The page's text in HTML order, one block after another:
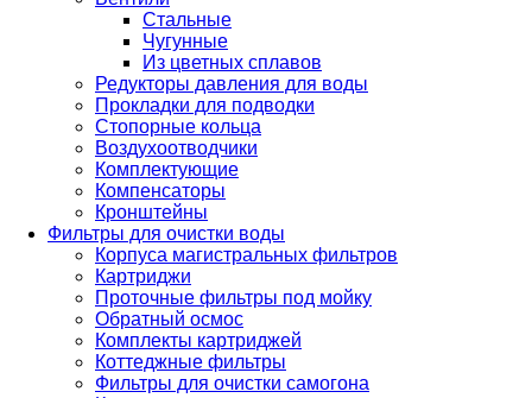
Стальные
Чугунные
Из цветных сплавов
Редукторы давления для воды
Прокладки для подводки
Стопорные кольца
Воздухоотводчики
Комплектующие
Компенсаторы
Кронштейны
Фильтры для очистки воды
Корпуса магистральных фильтров
Картриджи
Проточные фильтры под мойку
Обратный осмос
Комплекты картриджей
Коттеджные фильтры
Фильтры для очистки самогона